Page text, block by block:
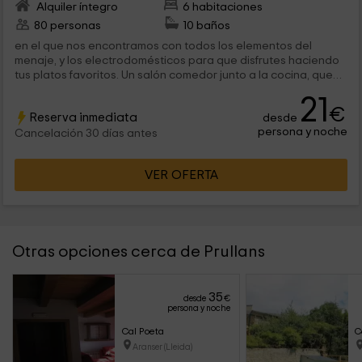
Alquiler íntegro
6 habitaciones
80 personas
10 baños
en el que nos encontramos con todos los elementos del
menaje, y los electrodomésticos para que disfrutes haciendo
tus platos favoritos. Un salón comedor junto a la cocina, que
Reserva inmediata
Cancelación 30 días antes
desde 21€
persona y noche
VER OFERTA
Otras opciones cerca de Prullans
desde 35€
persona y noche
Cal Poeta
Aranser (Lleida)